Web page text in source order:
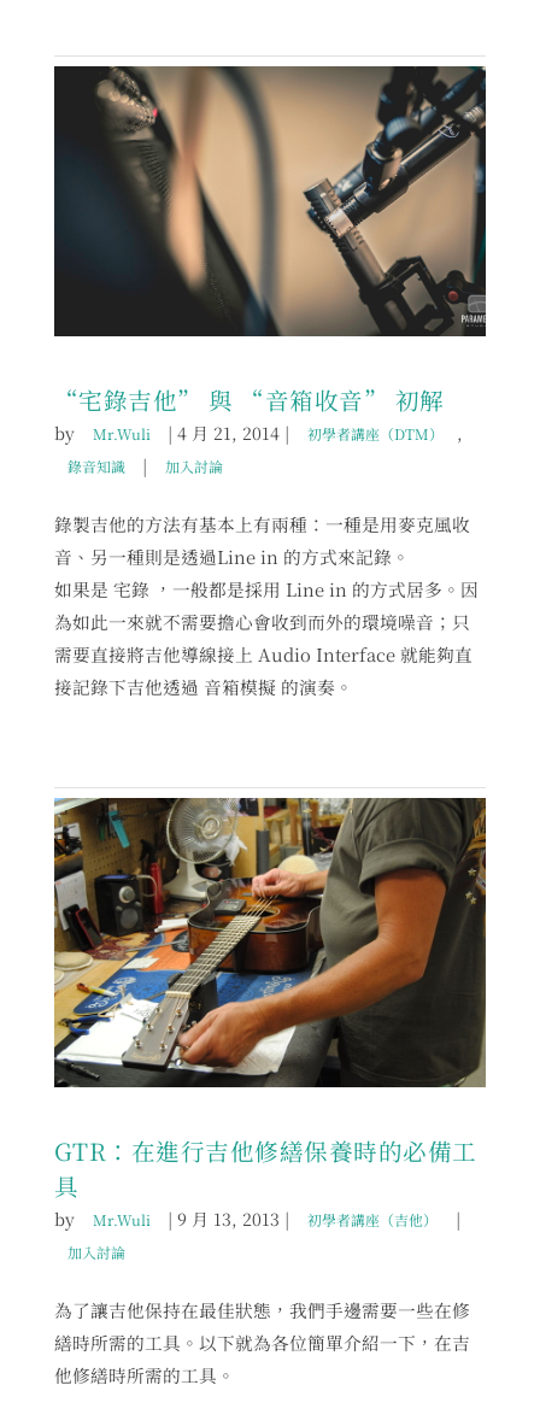
“宅錄吉他” 與 “音箱收音” 初解
by Mr.Wuli |4 月 21, 2014 | 初學者講座（DTM） ,
錄音知識 | 加入討論
錄製吉他的方法有基本上有兩種：一種是用麥克風收
音、另一種則是透過Line in 的方式來記錄。
如果是 宅錄 ，一般都是採用 Line in 的方式居多。因
為如此一來就不需要擔心會收到而外的環境噪音；只
需要直接將吉他導線接上 Audio Interface 就能夠直
接記錄下吉他透過 音箱模擬 的演奏。
GTR：在進行吉他修繕保養時的必備工
具
by Mr.Wuli |9 月 13, 2013 | 初學者講座（吉他） |
加入討論
為了讓吉他保持在最佳狀態，我們手邊需要一些在修
繕時所需的工具。以下就為各位簡單介紹一下，在吉
他修繕時所需的工具。